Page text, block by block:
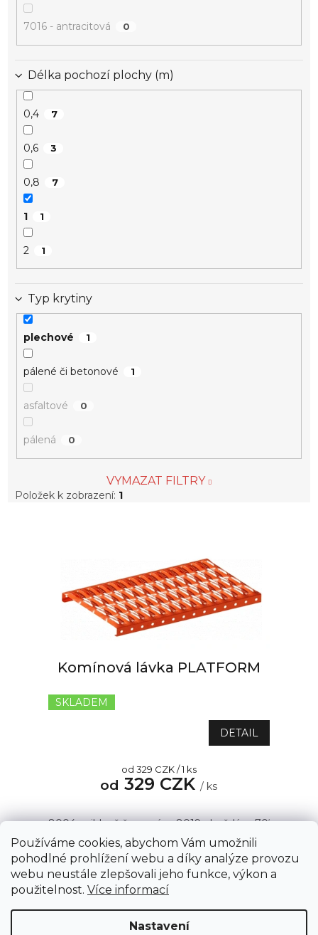
Používáme cookies, abychom Vám umožnili
pohodlné prohlížení webu a díky analýze provozu
webu neustále zlepšovali jeho funkce, výkon a
použitelnost. Více informací
Nastavení
7016 - antracitová 0
Délka pochozí plochy (m)
0,4 7
0,6 3
0,8 7
1 1
2 1
Typ krytiny
plechové 1
pálené či betonové 1
asfaltové 0
pálená 0
VYMAZAT FILTRY
Položek k zobrazení: 1
Komínová lávka PLATFORM
hodnocení
z
5
SKLADEM
od 329 CZK/ ks
Měrná
cena:
od 329 CZK / 1 ks
DETAIL
8004 - cihlově červená 8019 - hnědá 7021 -
O
v
l
á
1položek celkem
Upravit nastavení cookies